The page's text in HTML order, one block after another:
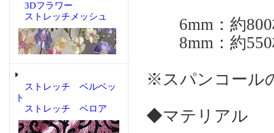
3Dフラワー
ストレッチメッシュ
ストレッチ ベルベッ
ト
ストレッチ ベロア
6mm：約800
8mm：約550
※スパンコール
◆マテリアル